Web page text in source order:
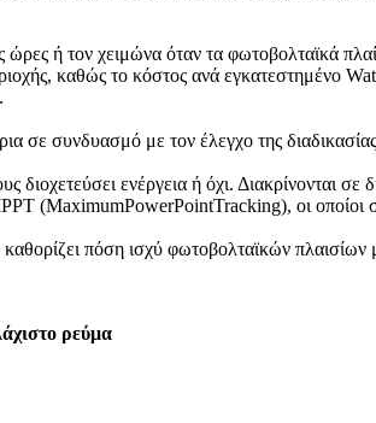
ώρες ή τον χειμώνα όταν τα φωτοβολταϊκά
καθώς το κόστος ανά εγκατεστημένο
σε συνδυασμό με τον έλεγχο της
διοχετεύσει ενέργεια ή όχι. Διακρίνονται
(MaximumPowerPointTracking), οι οποίοι
πόση ισχύ φωτοβολταϊκών πλαισίων
ρεύμα